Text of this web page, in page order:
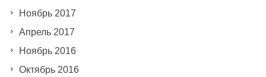
Ноябрь 2017
Апрель 2017
Ноябрь 2016
Октябрь 2016